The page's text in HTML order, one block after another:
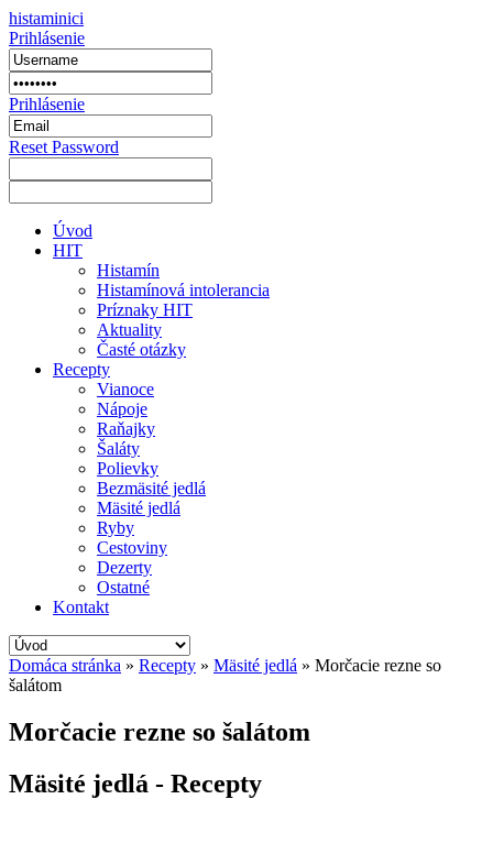
histaminici
Prihlásenie
Prihlásenie
Reset Password
Úvod
HIT
Histamín
Histamínová intolerancia
Príznaky HIT
Aktuality
Časté otázky
Recepty
Vianoce
Nápoje
Raňajky
Šaláty
Polievky
Bezmäsité jedlá
Mäsité jedlá
Ryby
Cestoviny
Dezerty
Ostatné
Kontakt
Domáca stránka » Recepty » Mäsité jedlá » Morčacie rezne so
šalátom
Morčacie rezne so šalátom
Mäsité jedlá - Recepty